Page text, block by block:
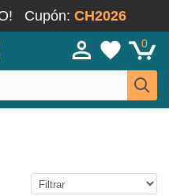
Cupón: CH2026
0